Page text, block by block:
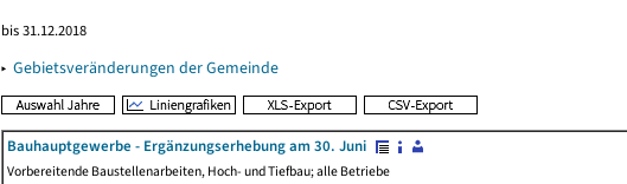
bis 31.12.2018
▸ Gebietsveränderungen der Gemeinde
Bauhauptgewerbe - Ergänzungserhebung am 30. Juni
Vorbereitende Baustellenarbeiten, Hoch- und Tiefbau; alle Betriebe